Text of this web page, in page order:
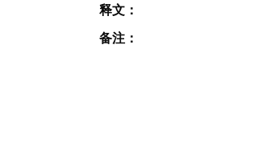
释文：
备注：